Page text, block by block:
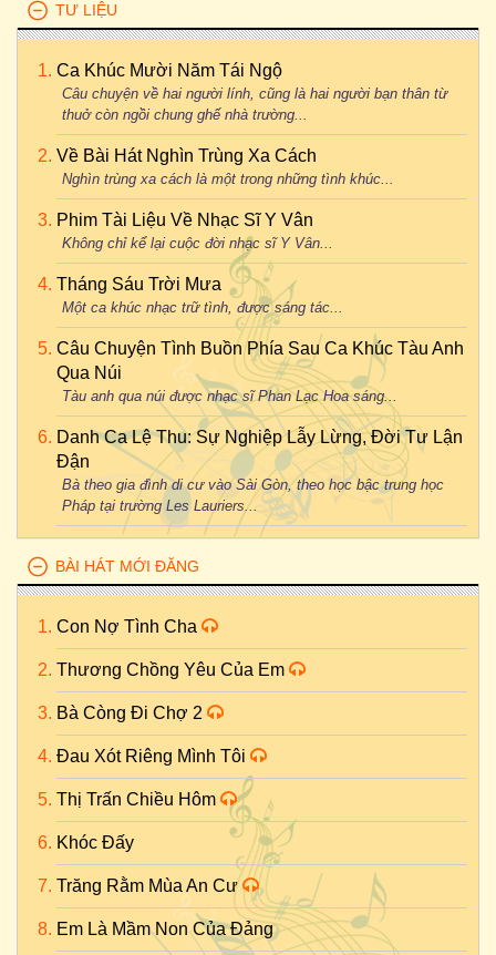
TƯ LIỆU
Ca Khúc Mười Năm Tái Ngộ
Câu chuyện về hai người lính, cũng là hai người bạn thân từ
thuở còn ngồi chung ghế nhà trường...
Về Bài Hát Nghìn Trùng Xa Cách
Nghìn trùng xa cách là một trong những tình khúc...
Phim Tài Liệu Về Nhạc Sĩ Y Vân
Không chỉ kể lại cuộc đời nhạc sĩ Y Vân...
Tháng Sáu Trời Mưa
Một ca khúc nhạc trữ tình, được sáng tác...
Câu Chuyện Tình Buồn Phía Sau Ca Khúc Tàu Anh
Qua Núi
Tàu anh qua núi được nhạc sĩ Phan Lạc Hoa sáng...
Danh Ca Lệ Thu: Sự Nghiệp Lẫy Lừng, Đời Tư Lận
Đận
Bà theo gia đình di cư vào Sài Gòn, theo học bậc trung học
Pháp tại trường Les Lauriers...
BÀI HÁT MỚI ĐĂNG
Con Nợ Tình Cha
Thương Chồng Yêu Của Em
Bà Còng Đi Chợ 2
Đau Xót Riêng Mình Tôi
Thị Trấn Chiều Hôm
Khóc Đấy
Trăng Rằm Mùa An Cư
Em Là Mầm Non Của Đảng